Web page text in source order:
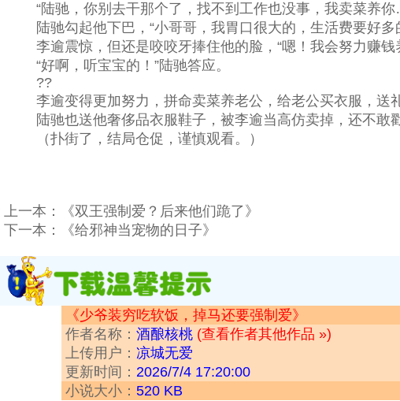
“陆驰，你别去干那个了，找不到工作也没事，我卖菜养
陆驰勾起他下巴，“小哥哥，我胃口很大的，生活费要好多
李逾震惊，但还是咬咬牙捧住他的脸，“嗯！我会努力赚钱
“好啊，听宝宝的！”陆驰答应。
??
李逾变得更加努力，拼命卖菜养老公，给老公买衣服，送
陆驰也送他奢侈品衣服鞋子，被李逾当高仿卖掉，还不敢
（扑街了，结局仓促，谨慎观看。）
上一本：
《双王强制爱？后来他们跪了》
下一本：
《给邪神当宠物的日子》
《少爷装穷吃软饭，掉马还要强制爱》
作者名称： 酒酿核桃 (查看作者其他作品 »)
上传用户： 凉城无爱
更新时间： 2026/7/4 17:20:00
小说大小： 520 KB